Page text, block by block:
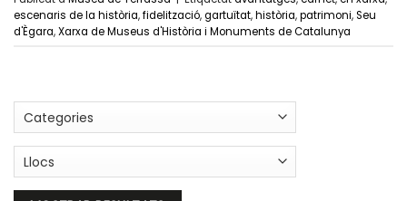
escenaris de la història,fidelització,gartuïtat,història,patrimoni,Seu
d'Ègara,Xarxa de Museus d'Història i Monuments de Catalunya